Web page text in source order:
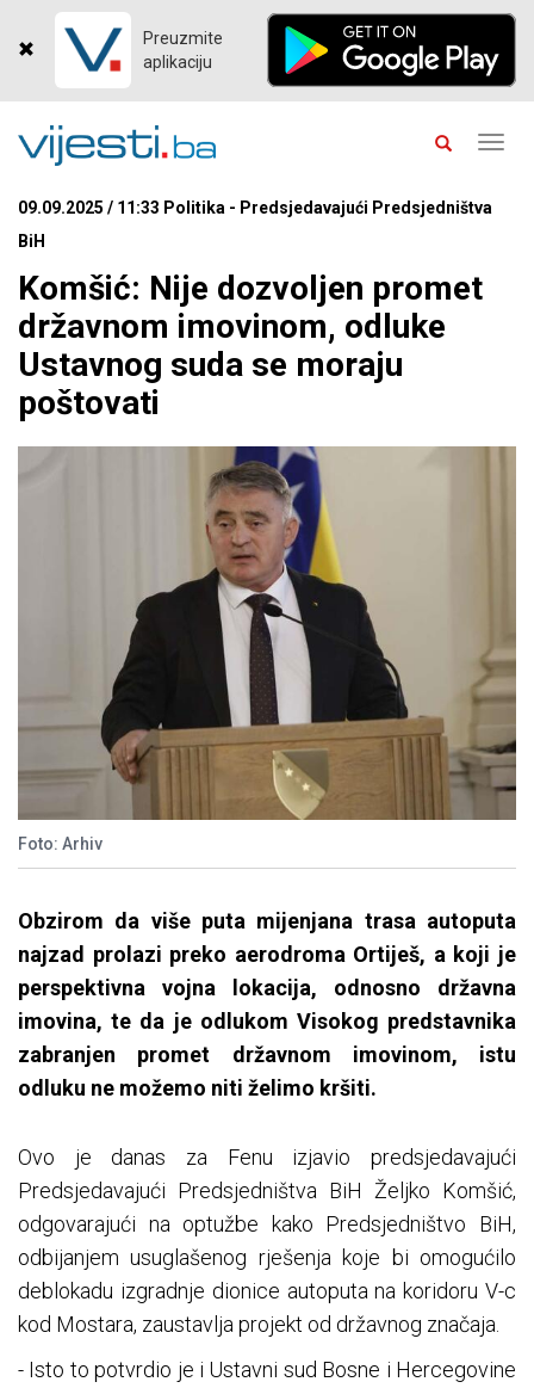
Preuzmite
aplikaciju
09.09.2025 / 11:33 Politika - Predsjedavajući Predsjedništva
BiH
Komšić: Nije dozvoljen promet
državnom imovinom, odluke
Ustavnog suda se moraju
poštovati
Foto: Arhiv
Obzirom da više puta mijenjana trasa autoputa
najzad prolazi preko aerodroma Ortiješ, a koji je
perspektivna vojna lokacija, odnosno državna
imovina, te da je odlukom Visokog predstavnika
zabranjen promet državnom imovinom, istu
odluku ne možemo niti želimo kršiti.
Ovo je danas za Fenu izjavio predsjedavajući
Predsjedavajući Predsjedništva BiH Željko Komšić,
odgovarajući na optužbe kako Predsjedništvo BiH,
odbijanjem usuglašenog rješenja koje bi omogućilo
deblokadu izgradnje dionice autoputa na koridoru V-c
kod Mostara, zaustavlja projekt od državnog značaja.
- Isto to potvrdio je i Ustavni sud Bosne i Hercegovine